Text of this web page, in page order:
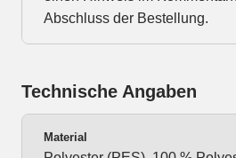
Abschluss der Bestellung.
Technische Angaben
Material